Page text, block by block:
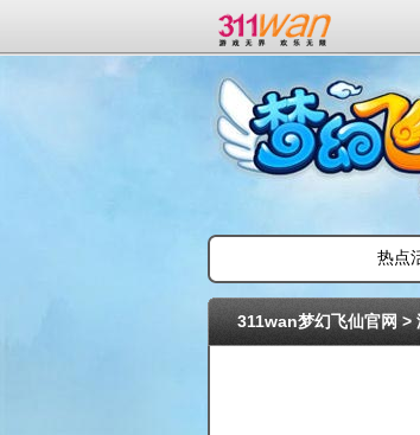
311wan平台
热点
311wan梦幻飞仙官网>